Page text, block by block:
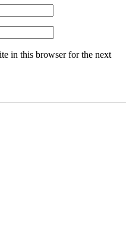
in this browser for the next